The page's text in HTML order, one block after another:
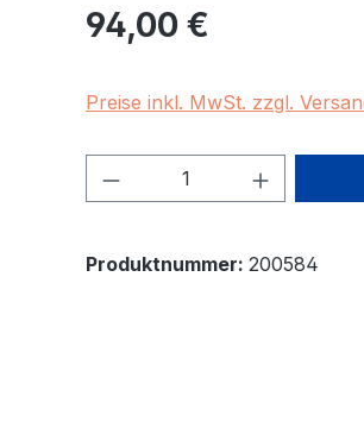
Regulärer Preis:
94,00 €
Preise inkl. MwSt. zzgl.
Produkt Anzahl:
Produktnummer: 200584